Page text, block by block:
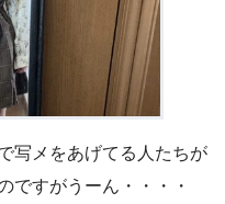
写メをあげてる人たちが
ですがうーん・・・・